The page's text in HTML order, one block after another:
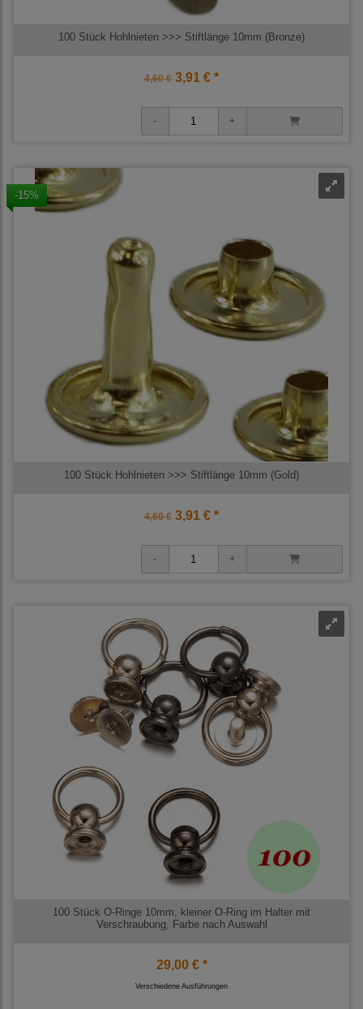
100 Stück Hohlnieten >>> Stiftlänge 10mm (Bronze)
4,60 € 3,91 € *
-15%
100 Stück Hohlnieten >>> Stiftlänge 10mm (Gold)
4,60 € 3,91 € *
100 Stück O-Ringe 10mm, kleiner O-Ring im Halter mit
Verschraubung, Farbe nach Auswahl
29,00 € *
Verschiedene Ausführungen